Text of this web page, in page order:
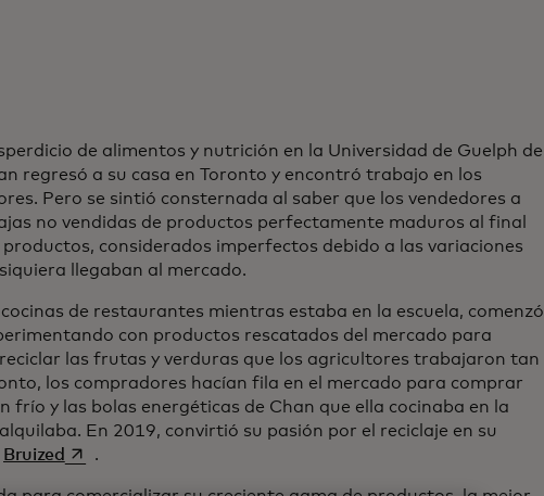
de alimentos y nutrición en la Universidad de Guelph de
regresó a su casa en Toronto y encontró trabajo en los
Pero se sintió consternada al saber que los vendedores a
no vendidas de productos perfectamente maduros al final
productos, considerados imperfectos debido a las variaciones
llegaban al mercado.
de restaurantes mientras estaba en la escuela, comenzó
con productos rescatados del mercado para
las frutas y verduras que los agricultores trabajaron tan
los compradores hacían fila en el mercado para comprar
frío y las bolas energéticas de Chan que ella cocinaba en la
En 2019, convirtió su pasión por el reciclaje en su
Bruized se abre en una pestaña nueva
.